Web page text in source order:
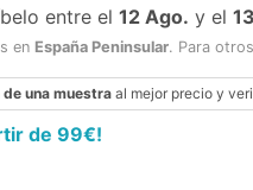
entre el 12 Ago. y el
en España Peninsular. Para
una muestra al mejor precio y
de 99€!